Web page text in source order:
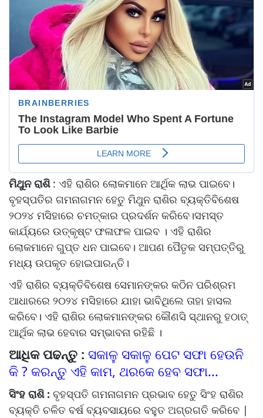
ମିଥୁନ ରାଶି: ଏହି ରାଶିର ଲୋକମାନେ ଆର୍ଥିକ ଲାଭ ପାଇବେ।
ବୃହସ୍ପତିର ଗମନାଗମନ ହେତୁ ମିଥୁନ ରାଶିର ବ୍ୟକ୍ତିବିଶେଷ
୨୦୨୪ ମସିହାରେ ଚମତ୍କାର ପ୍ରଦର୍ଶନ କରିବେ।ସମସ୍ତ
କାର୍ଯ୍ୟରେ ଉତ୍କୃଷ୍ଟ ଫଳାଫଳ ପାଇବ । ଏହି ରାଶିର
ଲୋକମାନେ ଗୁପ୍ତ ଧନ ପାଇବେ। ଆପଣ ପୈତୃକ ସମ୍ପତ୍ତିରୁ
ମଧ୍ୟ ଉପକୃତ ହୋଇପାରନ୍ତି।
ଏହି ରାଶିର ବ୍ୟକ୍ତିବିଶେଷ ସେମାନଙ୍କର କଠିନ ପରିଶ୍ରମ
ଆଧାରରେ ୨୦୨୪ ମସିହାରେ ଯାହା ଭାବିଥିଲେ ତାହା ହାସଲ
କରିବେ। ଏହି ରାଶିର ଲୋକମାନଙ୍କର କୌଣସି ସ୍ଥାନରୁ ହଠାତ୍
ଆର୍ଥିକ ଲାଭ ହେବାର ସମ୍ଭାବନା ରହିଛି ।
ଆଧିକ ପଢନ୍ତୁ : ସକାଳୁ ସକାଳୁ ପେଟ ସଫା ହେଉନି
କି ? କରନ୍ତୁ ଏହି କାମ, ଥରକେ ହେବ ସଫା...
ସିଂହ ରାଶି : ବୃହସ୍ପତି ଗମନାଗମନ ପ୍ରଭାବ ହେତୁ ସିଂହ ରାଶିର
ବ୍ୟକ୍ତି ଚଳିତ ବର୍ଷ ବ୍ୟବସାୟରେ ବହୁତ ଅଗ୍ରଗତି କରିବେ |